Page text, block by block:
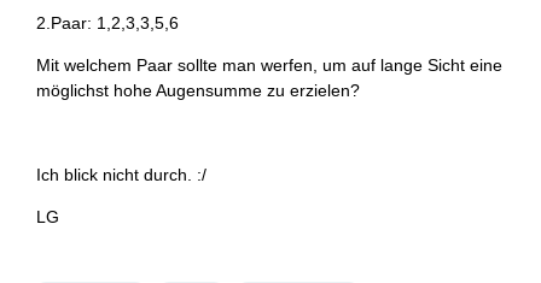
2.Paar: 1,2,3,3,5,6
Mit welchem Paar sollte man werfen, um auf lange Sicht eine
möglichst hohe Augensumme zu erzielen?
Ich blick nicht durch. :/
LG